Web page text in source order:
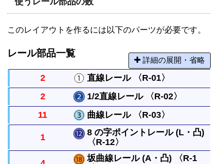
このレイアウトを作るには以下のパーツが必要です。
レール部品一覧
詳細の展開・省略
2 直線レール 〈R-01〉
まっすぐなレールですべてのレールの基本になる長
さです。
2 1/2直線レール 〈R-02〉
直線レールの半分の長さのまっすぐなレールです。
11 曲線レール 〈R-03〉
曲がったレールで半径は直線レール１本と同じで
す。円には８本必要です。
1
8 の字ポイントレール (L・凸)
〈R-12〉
坂曲線レール (A・凸) 〈R-1